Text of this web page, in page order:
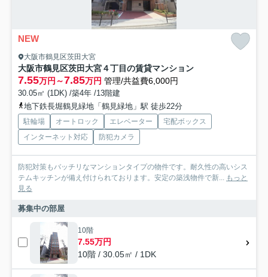
NEW
大阪市鶴見区茨田大宮
大阪市鶴見区茨田大宮４丁目の賃貸マンション
7.55万円～7.85万円 管理/共益費6,000円
30.05㎡ (1DK) /築4年 /13階建
地下鉄長堀鶴見緑地「鶴見緑地」駅 徒歩22分
駐輪場 オートロック エレベーター
宅配ボックス
インターネット対応
防犯カメラ
防犯対策もバッチリなマンションタイプの物件です。耐久性の高いシス
テムキッチンが備え付けられております。安定の築浅物件で新... もっと
見る
募集中の部屋
10階
7.55万円
10階 / 30.05㎡ / 1DK